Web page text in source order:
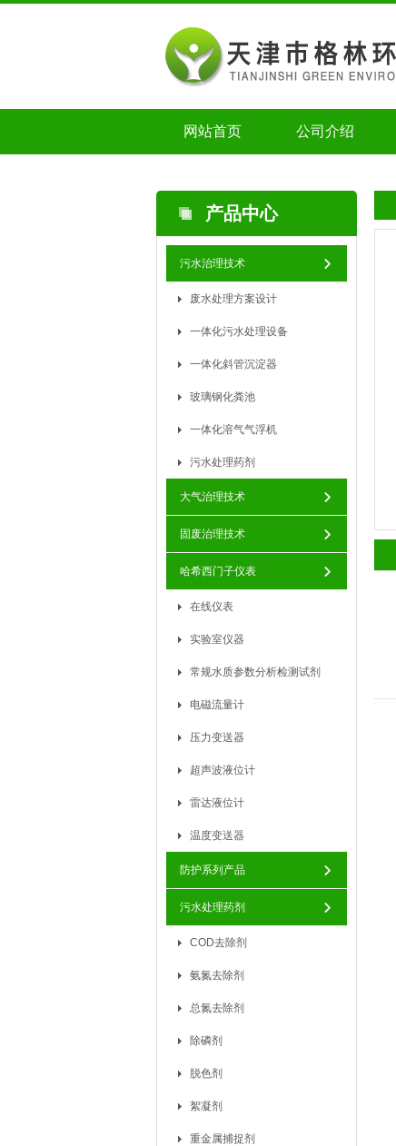
网站首页 公司介绍
产品中心
污水治理技术
废水处理方案设计
一体化污水处理设备
一体化斜管沉淀器
玻璃钢化粪池
一体化溶气气浮机
污水处理药剂
大气治理技术
固废治理技术
哈希西门子仪表
在线仪表
实验室仪器
常规水质参数分析检测试剂
电磁流量计
压力变送器
超声波液位计
雷达液位计
温度变送器
防护系列产品
污水处理药剂
COD去除剂
氨氮去除剂
总氮去除剂
除磷剂
脱色剂
絮凝剂
重金属捕捉剂